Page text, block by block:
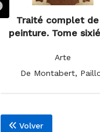
Traité complet
peinture. Tome
Arte
De Montabert,
Volver